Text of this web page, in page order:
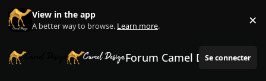
Aller au contenu
View in the app
A better way to browse. Learn more. ×
Forum Camel Design
Se connecter